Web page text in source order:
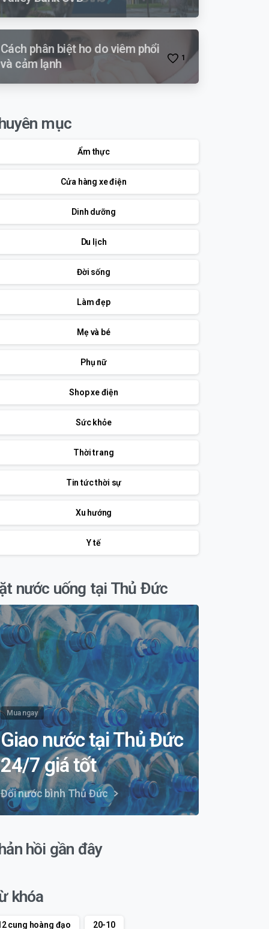
Cách phân biệt ho do viêm phổi
và cảm lạnh
1
mục
Ẩm thực
Cửa hàng xe điện
Dinh dưỡng
Du lịch
Đời sống
Làm đẹp
Mẹ và bé
Phụ nữ
Shop xe điện
Sức khỏe
Thời trang
Tin tức thời sự
Xu hướng
Y tế
nước uống tại Thủ Đức
Mua ngay
Giao nước tại Thủ Đức
24/7 giá tốt
Đổi nước bình Thủ Đức
hồi gần đây
khóa
cung hoàng đạo 20-10